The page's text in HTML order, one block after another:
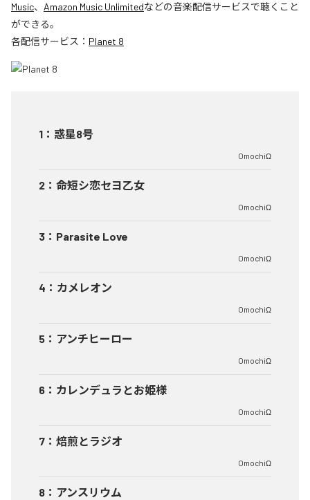
Music、 Amazon Music Unlimitedなどの音楽配信サービスで聴くこと
ができる。
各配信サービス： Planet 8
1 ： 惑星8号
OmochiΩ
2 ： 命短シ恋セヨ乙女
OmochiΩ
3 ： Parasite Love
OmochiΩ
4 ： カメレオン
OmochiΩ
5 ： アンチヒーロー
OmochiΩ
6 ： カレンデュラとお姫様
OmochiΩ
7 ： 焙煎とラジオ
OmochiΩ
8 ： アンスリウム